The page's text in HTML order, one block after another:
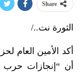
Share
الثورة نت../
أكد الأمين العام
أن “إنجازات